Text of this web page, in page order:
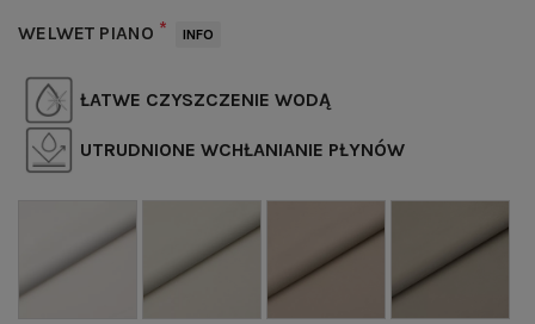
WELWET PIANO * INFO
ŁATWE CZYSZCZENIE WODĄ
UTRUDNIONE WCHŁANIANIE PŁYNÓW